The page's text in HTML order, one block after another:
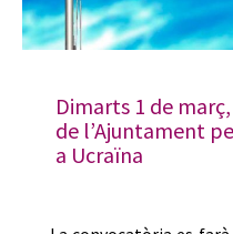
Dimarts 1 de
de l’Ajuntament
a Ucraïna